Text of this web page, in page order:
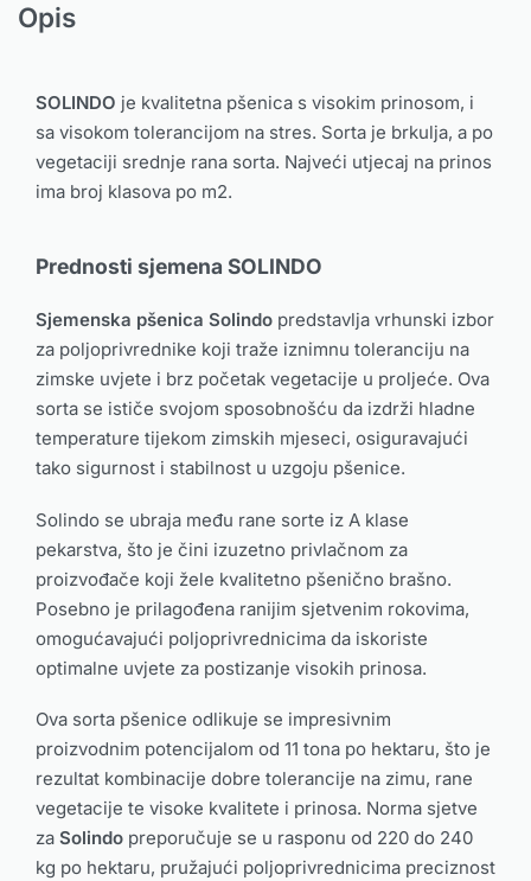
Opis
SOLINDO je kvalitetna pšenica s visokim prinosom, i
sa visokom tolerancijom na stres. Sorta je brkulja, a po
vegetaciji srednje rana sorta. Najveći utjecaj na prinos
ima broj klasova po m2.
Prednosti sjemena SOLINDO
Sjemenska pšenica Solindo predstavlja vrhunski izbor
za poljoprivrednike koji traže iznimnu toleranciju na
zimske uvjete i brz početak vegetacije u proljeće. Ova
sorta se ističe svojom sposobnošću da izdrži hladne
temperature tijekom zimskih mjeseci, osiguravajući
tako sigurnost i stabilnost u uzgoju pšenice.
Solindo se ubraja među rane sorte iz A klase
pekarstva, što je čini izuzetno privlačnom za
proizvođače koji žele kvalitetno pšenično brašno.
Posebno je prilagođena ranijim sjetvenim rokovima,
omogućavajući poljoprivrednicima da iskoriste
optimalne uvjete za postizanje visokih prinosa.
Ova sorta pšenice odlikuje se impresivnim
proizvodnim potencijalom od 11 tona po hektaru, što je
rezultat kombinacije dobre tolerancije na zimu, rane
vegetacije te visoke kvalitete i prinosa. Norma sjetve
za Solindo preporučuje se u rasponu od 220 do 240
kg po hektaru, pružajući poljoprivrednicima preciznost